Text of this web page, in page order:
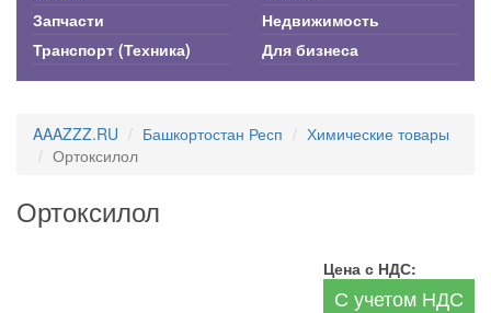
Запчасти
Недвижимость
Транспорт (Техника)
Для бизнеса
AAAZZZ.RU Башкортостан Респ
Химические товары
Ортоксилол
Ортоксилол
Цена с НДС:
С учетом НДС